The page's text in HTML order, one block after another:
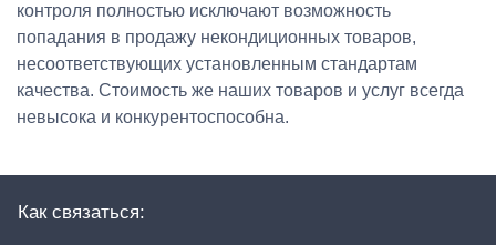
контроля полностью исключают возможность
попадания в продажу некондиционных товаров,
несоответствующих установленным стандартам
качества. Стоимость же наших товаров и услуг всегда
невысока и конкурентоспособна.
Как связаться: